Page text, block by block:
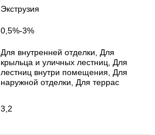
Экструзия
0,5%-3%
Для внутренней отделки, Для
крыльца и уличных лестниц, Для
лестниц внутри помещения, Для
наружной отделки, Для террас
3,2